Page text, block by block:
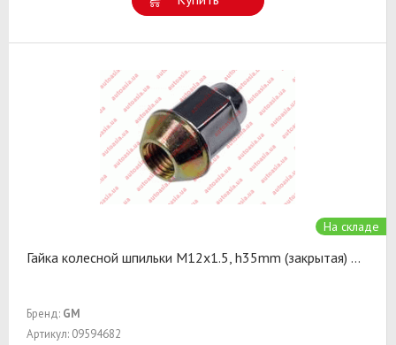
На складе
Гайка колесной шпильки M12x1.5, h35mm (закрытая) ...
Бренд: GM
Артикул: 09594682